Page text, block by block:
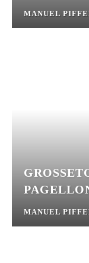
MANUEL
MANUEL